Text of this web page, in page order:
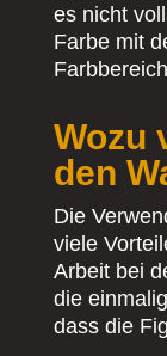
es nicht
Farbe mit
Wozu
den
Die
viele
Arbeit bei
die
dass die